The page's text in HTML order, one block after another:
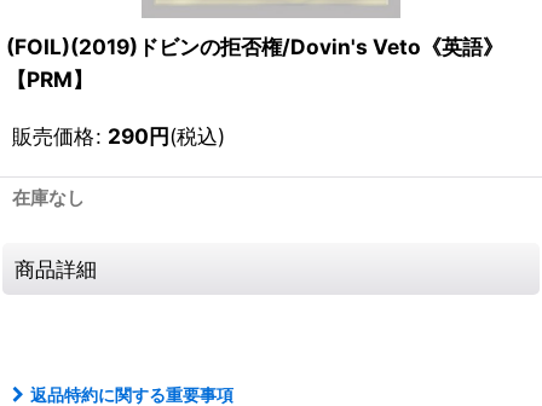
(FOIL)(2019)ドビンの拒否権/Dovin's Veto《英語》
【PRM】
販売価格: 290円(税込)
在庫なし
商品詳細
返品特約に関する重要事項